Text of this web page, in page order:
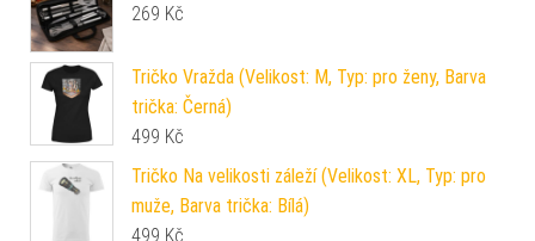
269 Kč
Tričko Vražda (Velikost: M, Typ: pro ženy, Barva
trička: Černá)
499 Kč
Tričko Na velikosti záleží (Velikost: XL, Typ: pro
muže, Barva trička: Bílá)
499 Kč